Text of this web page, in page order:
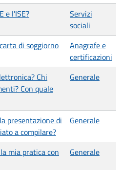
e l'ISE?
Servizi
sociali
di soggiorno
Anagrafe e
certificazioni
Chi
Con quale
Generale
presentazione di
a compilare?
Generale
mia pratica con
Generale